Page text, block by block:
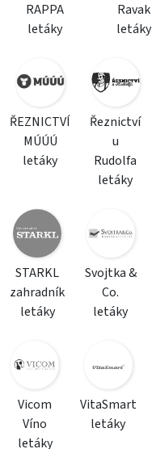
RAPPA
letáky
Ravak
letáky
ŘEZNICTVÍ
MÚÚÚ
letáky
Řeznictví
u
Rudolfa
letáky
STARKL
zahradník
letáky
Svojtka &
Co.
letáky
Vicom
Víno
letáky
VitaSmart
letáky